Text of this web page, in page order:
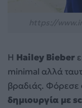
Η Hailey Bieber
minimal αλλά
βραδιάς. Φόρεσε
δημιουργία με